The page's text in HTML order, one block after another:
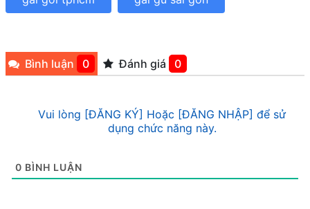
Bình luận 0 Đánh giá 0
Vui lòng [ĐĂNG KÝ] Hoặc [ĐĂNG NHẬP] để sử
dụng chức năng này.
0 BÌNH LUẬN